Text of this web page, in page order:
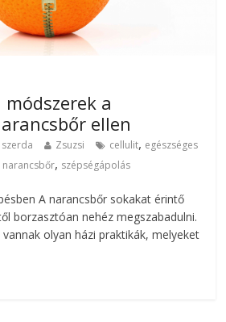
módszerek a
ellen
Zsuzsi cellulit, egészséges
narancsbőr, szépségápolás
A narancsbőr sokakat érintő
borzasztóan nehéz megszabadulni.
olyan házi praktikák, melyeket